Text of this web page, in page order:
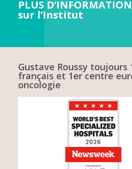
PLUS
sur l’Institut
Gustave Roussy toujours
français et 1er centre
oncologie